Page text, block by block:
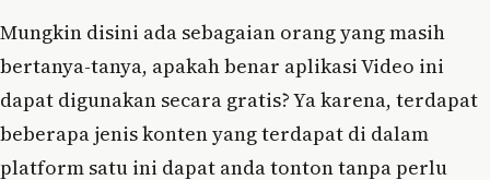
Mungkin disini ada sebagaian orang yang masih
bertanya-tanya, apakah benar aplikasi Video ini
dapat digunakan secara gratis? Ya karena, terdapat
beberapa jenis konten yang terdapat di dalam
platform satu ini dapat anda tonton tanpa perlu